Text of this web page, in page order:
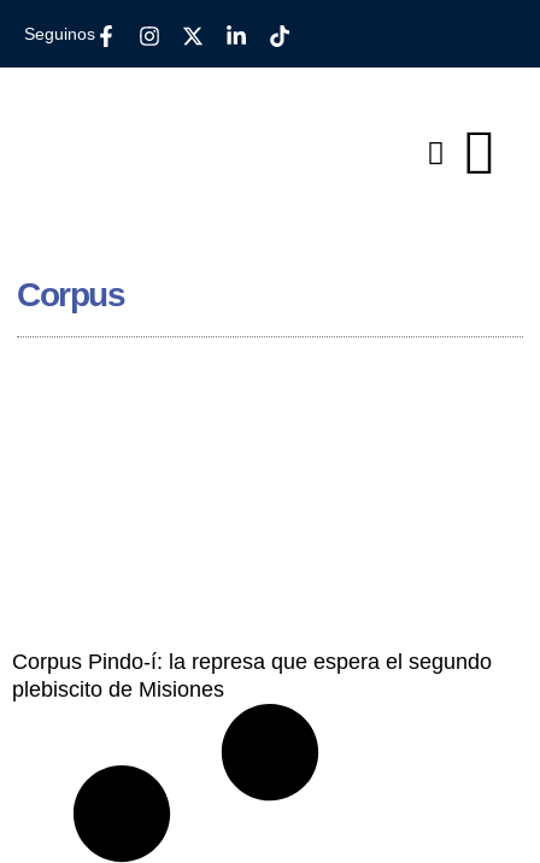
Seguinos
Corpus
Corpus Pindo-í: la represa que espera el segundo
plebiscito de Misiones